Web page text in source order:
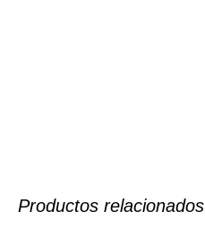
Productos relacionados